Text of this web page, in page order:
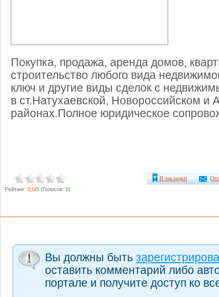
Покупка, продажа, аренда домов,
строительство любого вида
ключ и другие виды сделок с
в ст.Натухаевской, Новороссийском и
районах.Полное юридическое
Рейтинг: 0,0/5 (Голосов: 0)
В закладки
Вы должны быть
оставить комментарий либо
портале и получите доступ ко